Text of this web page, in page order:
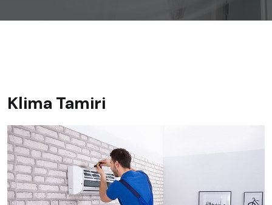
Klima Tamiri